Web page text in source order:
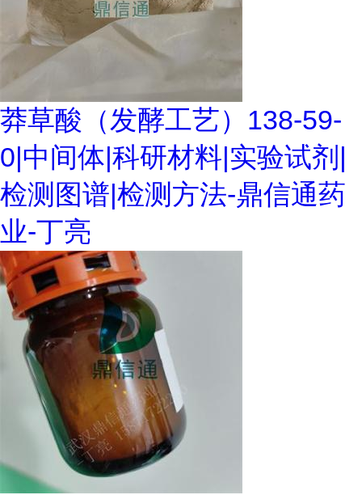
莽草酸（发酵工艺）138-59-
0|中间体|科研材料|实验试剂|
检测图谱|检测方法-鼎信通药
业-丁亮